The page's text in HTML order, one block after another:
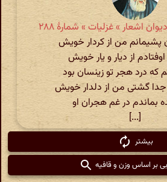
اشعار » غزلیات » شمارهٔ ۲۸۸
پشیمانم من از کردار خویش
اوفتادم از دیار و یار خویش
که درد هجر تو زینسان بود
جدا گشتی من از دلدار خویش
بماندم در غم هجران او
[...]
بیشتر
بر اساس وزن و قافیه